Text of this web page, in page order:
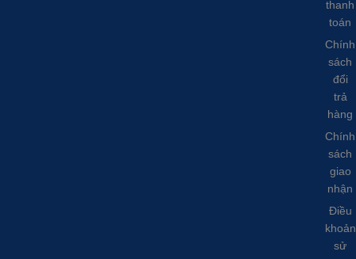
thanh
toán
Chính
sách
đổi
trả
hàng
Chính
sách
giao
nhận
Điều
khoản
sử